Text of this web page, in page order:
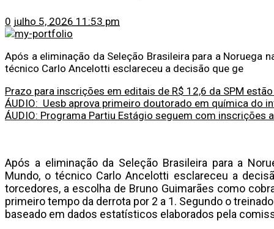
0 julho 5, 2026 11:53 pm
Após a eliminação da Seleção Brasileira para a Noruega
técnico Carlo Ancelotti esclareceu a decisão que ge
Prazo para inscrições em editais de R$ 12,6 da SPM
ÁUDIO: Uesb aprova primeiro doutorado em química do
ÁUDIO: Programa Partiu Estágio seguem com inscrições
Após a eliminação da Seleção Brasileira para a
Mundo, o técnico Carlo Ancelotti esclareceu a
torcedores, a escolha de Bruno Guimarães como
primeiro tempo da derrota por 2 a 1. Segundo o
baseado em dados estatísticos elaborados pela